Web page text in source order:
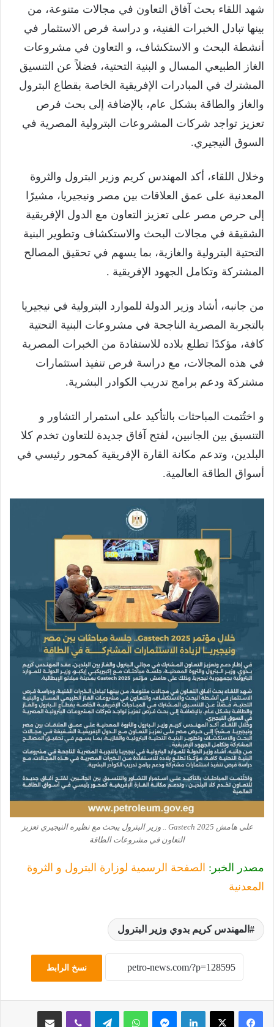
شهد اللقاء بحث آفاق التعاون في مجالات متنوعة، من
بينها تبادل الخبرات الفنية، و دراسة فرص الاستثمار في
أنشطة البحث و الاستكشاف، و التعاون في مشروعات
الغاز الطبيعي المسال و البنية التحتية، فضلاً عن التنسيق
المشترك في المبادرات الإفريقية الخاصة بقطاع البترول
والغاز والطاقة بشكل عام، بالإضافة إلى بحث فرص
تعزيز تواجد شركات المشروعات البترولية المصرية في
السوق النيجيري.
وخلال اللقاء، أكد المهندس كريم وزير البترول والثروة
المعدنية على عمق العلاقات بين مصر ونيجيريا، مشيرًا
إلى حرص مصر على تعزيز التعاون مع الدول الإفريقية
الشقيقة في مجالات البحث والاستكشاف وتطوير البنية
التحتية البترولية والغازية، بما يسهم في تحقيق المصالح
المشتركة وتكامل الجهود الإفريقية .
من جانبه، أشاد وزير الدولة للموارد البترولية في نيجيريا
بالتجربة المصرية الناجحة في مشروعات البنية التحتية
كافة، مؤكدًا تطلع بلاده للاستفادة من الخبرات المصرية
في هذه المجالات، مع دراسة فرص تنفيذ استثمارات
مشتركة ودعم برامج تدريب الكوادر البشرية.
و اختُتمت المباحثات بالتأكيد على استمرار التشاور و
التنسيق بين الجانبين، لفتح آفاق جديدة للتعاون تخدم كلا
البلدين، وتدعم مكانة القارة الإفريقية كمحور رئيسي في
أسواق الطاقة العالمية.
على هامش Gastech 2025 .. وزير البترول يبحث مع نظيره النيجيري تعزيز
التعاون في مشروعات الطاقة
مصدر الخبر: الصفحة الرسمية لوزارة البترول و الثروة
المعدنية
المهندس كريم بدوي وزير البترول
نسخ الرابط
لينكدإن ماسنجر واتساب تيلقرام ڤايبر مشاركة عبر البريد